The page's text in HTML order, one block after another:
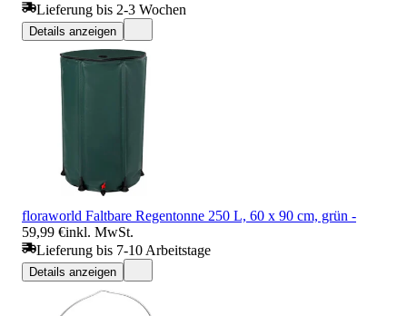
Lieferung bis 2-3 Wochen
Details anzeigen
floraworld Faltbare Regentonne 250 L, 60 x 90 cm, grün -
59,99 €inkl. MwSt.
Lieferung bis 7-10 Arbeitstage
Details anzeigen